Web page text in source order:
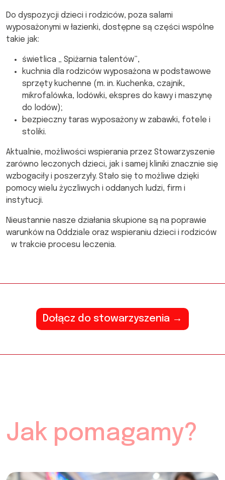
Do dyspozycji dzieci i rodziców, poza salami
wyposażonymi w łazienki, dostępne są części wspólne
takie jak:
świetlica „ Spiżarnia talentów”,
kuchnia dla rodziców wyposażona w podstawowe
sprzęty kuchenne (m. in. Kuchenka, czajnik,
mikrofalówka, lodówki, ekspres do kawy i maszynę
do lodów);
bezpieczny taras wyposażony w zabawki, fotele i
stoliki.
Aktualnie, możliwości wspierania przez Stowarzyszenie
zarówno leczonych dzieci, jak i samej kliniki znacznie się
wzbogaciły i poszerzyły. Stało się to możliwe dzięki
pomocy wielu życzliwych i oddanych ludzi, firm i
instytucji.
Nieustannie nasze działania skupione są na poprawie
warunków na Oddziale oraz wspieraniu dzieci i rodziców
w trakcie procesu leczenia.
Dołącz do stowarzyszenia →
Jak pomagamy?